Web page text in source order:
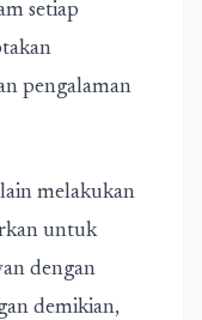
setiap
pengalaman
melakukan
untuk
dengan
demikian,